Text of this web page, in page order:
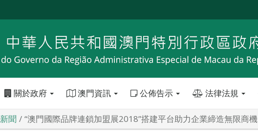
關於政府 澳門資訊 公佈告示 法律法規
新聞 “澳門國際品牌連鎖加盟展2018”搭建平台助力企業締造無限商機